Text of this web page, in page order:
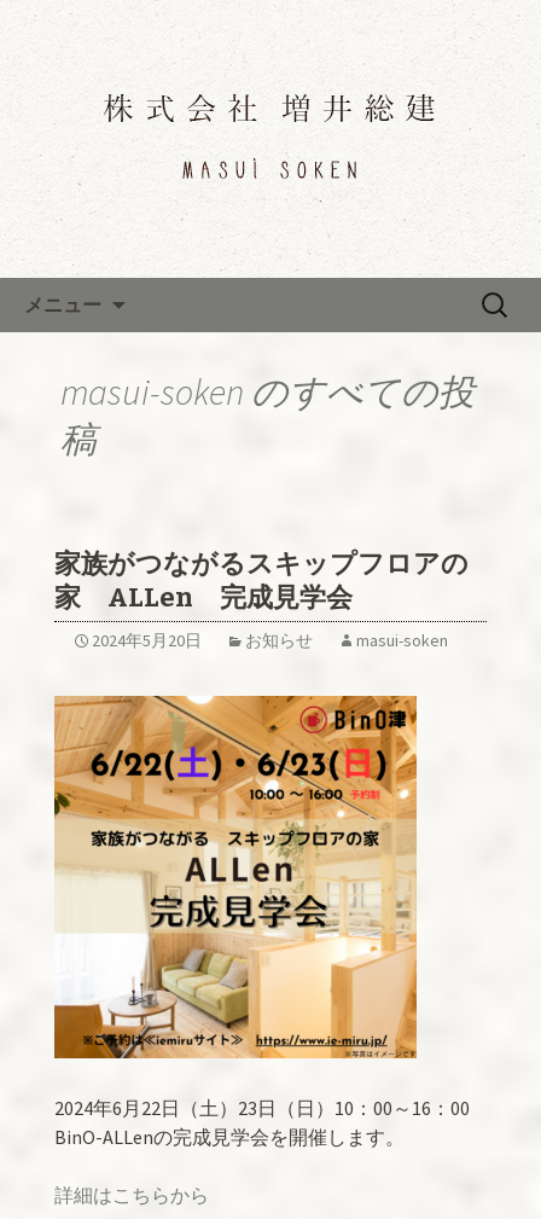
三重県津市「増井総建（ますい
そうけん）」のブログ
三重県津市「増井総建（ますいそうけ
ん）」のブログです。
メニュー
検
masui-soken のすべての投
稿
家族がつながるスキップフロアの
家 ALLen 完成見学会
2024年5月20日 お知らせ masui-soken
2024年6月22日（土）23日（日）10：00～16：00
BinO-ALLenの完成見学会を開催します。
詳細はこちらから